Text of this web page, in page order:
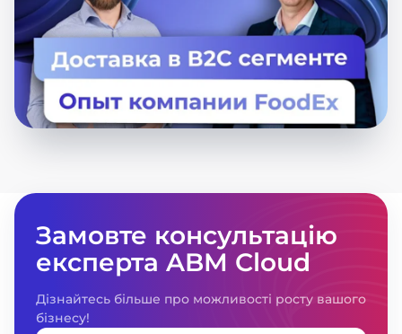
Замовте консультацію
експерта ABM Cloud
Дізнайтесь більше про можливості росту вашого
бізнесу!